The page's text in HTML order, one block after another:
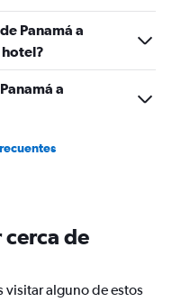
Panamá a
a
cerca de
visitar alguno de estos